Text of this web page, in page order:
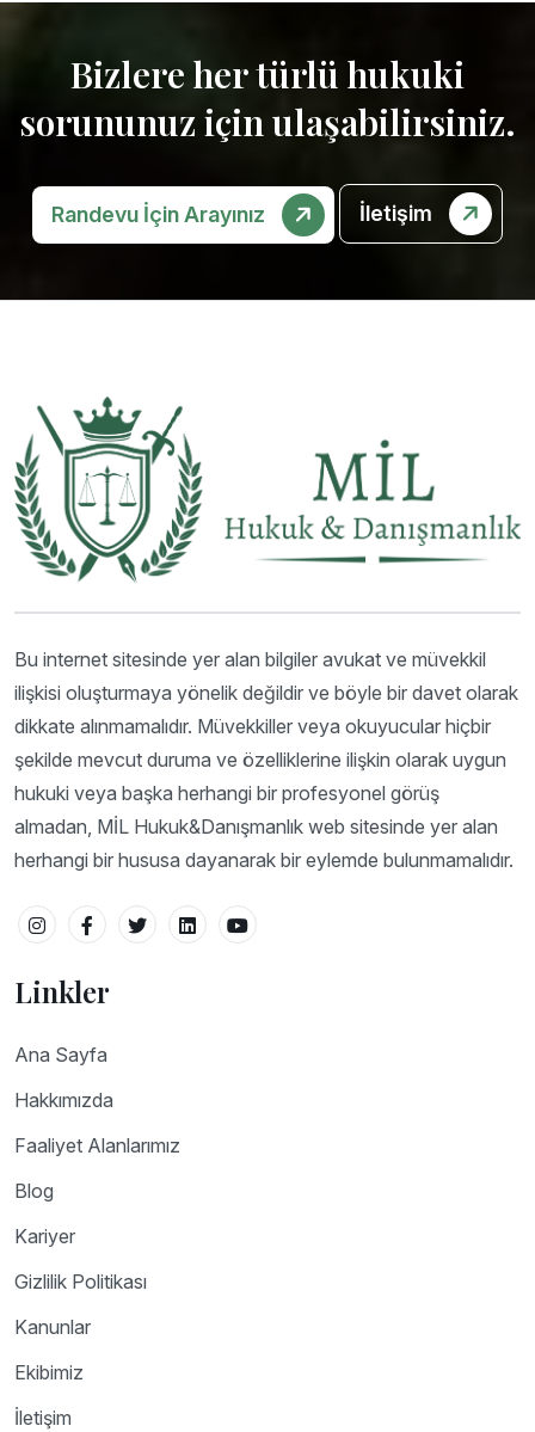
Bizlere her türlü hukuki
sorununuz için ulaşabilirsiniz.
Randevu İçin Arayınız İletişim
Bu internet sitesinde yer alan bilgiler avukat ve müvekkil
ilişkisi oluşturmaya yönelik değildir ve böyle bir davet olarak
dikkate alınmamalıdır. Müvekkiller veya okuyucular hiçbir
şekilde mevcut duruma ve özelliklerine ilişkin olarak uygun
hukuki veya başka herhangi bir profesyonel görüş
almadan, MİL Hukuk&Danışmanlık web sitesinde yer alan
herhangi bir hususa dayanarak bir eylemde bulunmamalıdır.
Linkler
Ana Sayfa
Hakkımızda
Faaliyet Alanlarımız
Blog
Kariyer
Gizlilik Politikası
Kanunlar
Ekibimiz
İletişim